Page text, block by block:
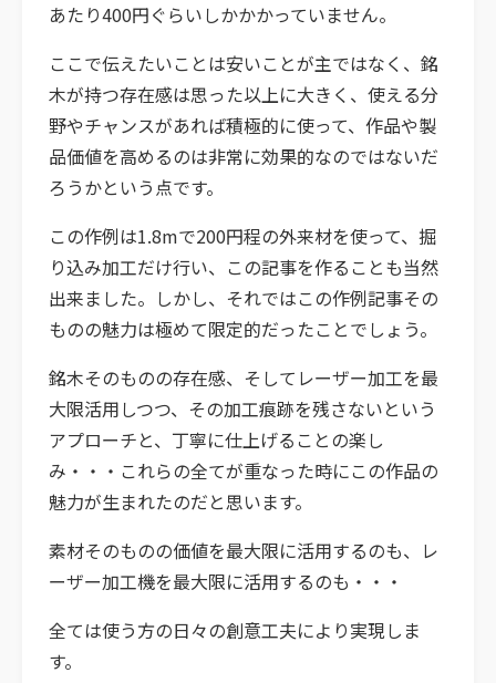
あたり400円ぐらいしかかかっていません。
ここで伝えたいことは安いことが主ではなく、銘
木が持つ存在感は思った以上に大きく、使える分
野やチャンスがあれば積極的に使って、作品や製
品価値を高めるのは非常に効果的なのではないだ
ろうかという点です。
この作例は1.8mで200円程の外来材を使って、掘
り込み加工だけ行い、この記事を作ることも当然
出来ました。しかし、それではこの作例記事その
ものの魅力は極めて限定的だったことでしょう。
銘木そのものの存在感、そしてレーザー加工を最
大限活用しつつ、その加工痕跡を残さないという
アプローチと、丁寧に仕上げることの楽し
み・・・これらの全てが重なった時にこの作品の
魅力が生まれたのだと思います。
素材そのものの価値を最大限に活用するのも、レ
ーザー加工機を最大限に活用するのも・・・
全ては使う方の日々の創意工夫により実現しま
す。